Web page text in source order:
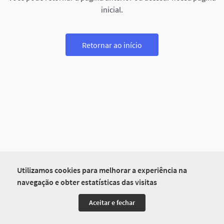
Utilizamos cookies para melhorar a experiência na
navegação e obter estatísticas das visitas
Aceitar e fechar
inicial.
Retornar ao início